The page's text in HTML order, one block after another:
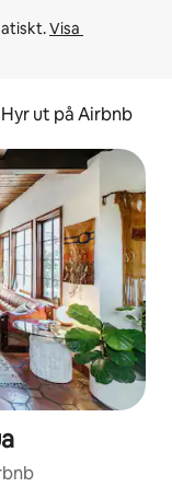
Visa
Hyr ut på Airbnb